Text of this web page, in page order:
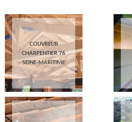
COUVREUR
CHARPENTIER 76
SEINE-MARITIME